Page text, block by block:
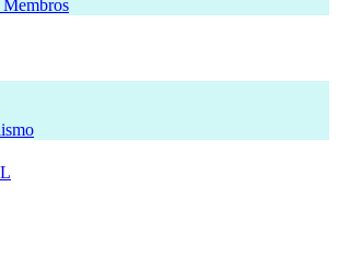
Membros